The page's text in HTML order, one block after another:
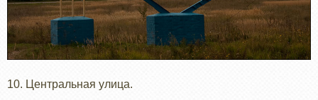
10. Центральная улица.